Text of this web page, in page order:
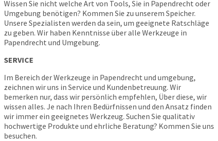
Wissen Sie nicht welche Art von Tools, Sie in Papendrecht oder
Umgebung benötigen? Kommen Sie zu unserem Speicher.
Unsere Spezialisten werden da sein, um geeignete Ratschläge
zu geben. Wir haben Kenntnisse über alle Werkzeuge in
Papendrecht und Umgebung.
SERVICE
Im Bereich der Werkzeuge in Papendrecht und umgebung,
zeichnen wir uns in Service und Kundenbetreuung. Wir
bemerken nur, dass wir persönlich empfehlen, Über diese, wir
wissen alles. Je nach Ihren Bedürfnissen und den Ansatz finden
wir immer ein geeignetes Werkzeug. Suchen Sie qualitativ
hochwertige Produkte und ehrliche Beratung? Kommen Sie uns
besuchen.